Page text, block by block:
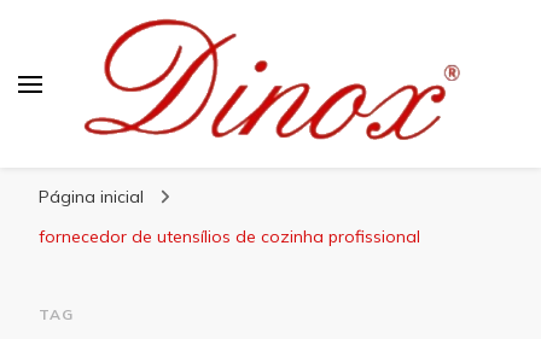
Página inicial
fornecedor de utensílios de cozinha profissional
TAG